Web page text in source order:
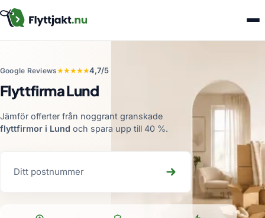
Google Reviews★★★★★4,7/5
Flyttfirma Lund
Jämför offerter från noggrant granskade
flyttfirmor i Lund och spara upp till 40 %.